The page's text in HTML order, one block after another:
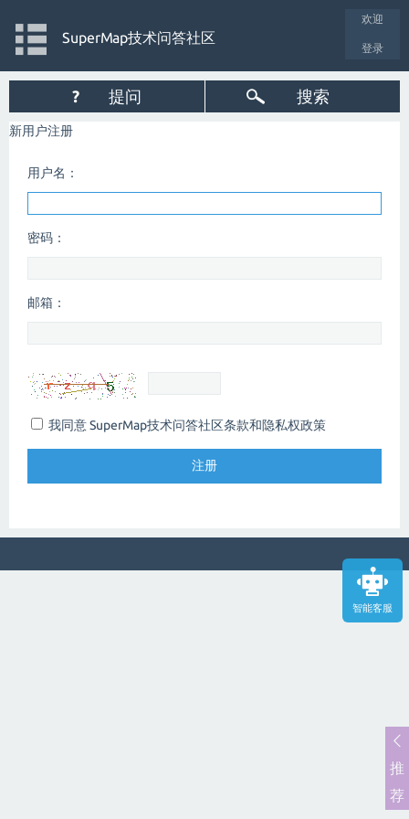
智能客服
欢迎
登录
SuperMap技术问答社区
? 提问 搜索
新用户注册
用户名：
密码：
邮箱：
我同意 SuperMap技术问答社区条款和隐私权政策